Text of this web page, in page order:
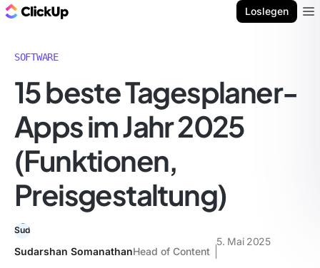
Loslegen
SOFTWARE
15 beste Tagesplaner-
Apps im Jahr 2025
(Funktionen,
Preisgestaltung)
Sudarshan SomanathanHead of Content
5. Mai 2025